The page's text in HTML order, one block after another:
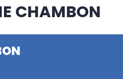
CHAMBON